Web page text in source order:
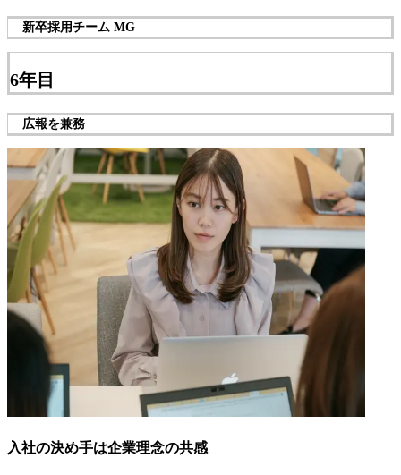
新卒採用チーム MG
6年目
広報を兼務
入社の決め手は企業理念の共感